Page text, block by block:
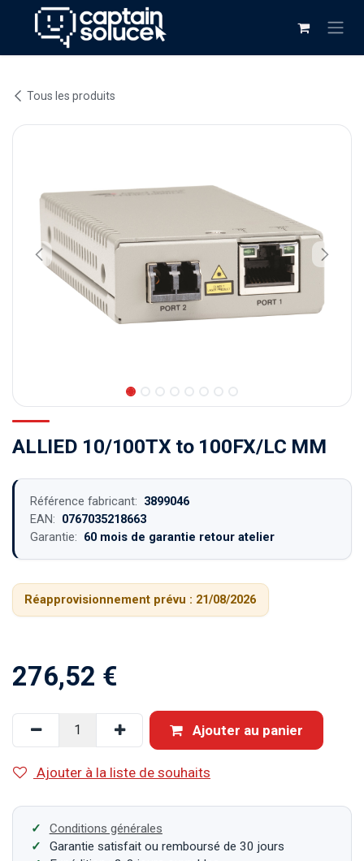
Se rendre au contenu
Tous les produits
ALLIED 10/100TX to 100FX/LC MM
Référence fabricant: 3899046
EAN: 0767035218663
Garantie: 60 mois de garantie retour atelier
Réapprovisionnement prévu : 21/08/2026
276,52 €
Ajouter au panier
Ajouter à la liste de souhaits
Conditions générales
Garantie satisfait ou remboursé de 30 jours